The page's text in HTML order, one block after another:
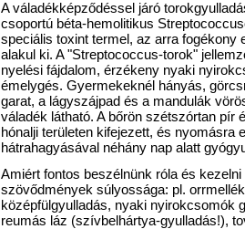
A váladékképződéssel járó
csoportú béta-hemolitikus
speciális toxint termel, az arra fogékony
alakul ki. A "Streptococcus-torok"
nyelési fájdalom, érzékeny nyaki
émelygés. Gyermekeknél hányás,
garat, a lágyszájpad és a mandulák
váladék látható. A bőrön szétszórtan pír
hónalji területen kifejezett, és nyomásra
hátrahagyásával néhány nap alatt
Amiért fontos beszélnünk róla és
szövődmények súlyossága: pl.
középfülgyulladás, nyaki nyirokcsomók
reumás láz (szívbelhártya-gyulladás!),